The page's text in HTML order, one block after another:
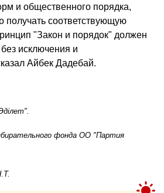
и общественного порядка,
соответствующую
"Закон и порядок" должен
исключения и
Айбек Дадебай.
фонда ОО "Партия